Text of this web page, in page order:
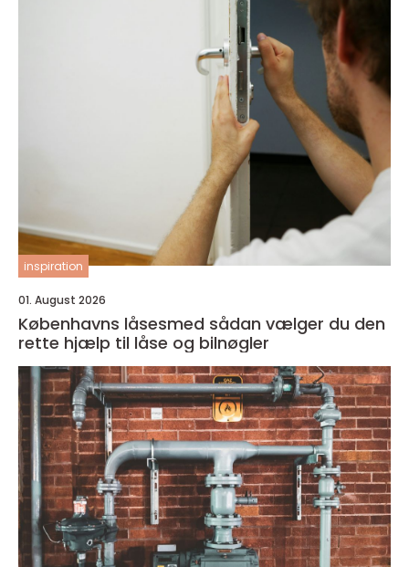
inspiration
01. August 2026
Københavns låsesmed sådan vælger du den
rette hjælp til låse og bilnøgler